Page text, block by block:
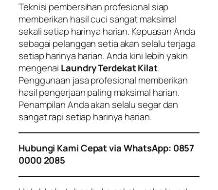
Teknisi pembersihan profesional siap
memberikan hasil cuci sangat maksimal
sekali setiap harinya harian. Kepuasan Anda
sebagai pelanggan setia akan selalu terjaga
setiap harinya harian. Anda kini lebih yakin
mengenai Laundry Terdekat Kilat.
Penggunaan jasa profesional memberikan
hasil pengerjaan paling maksimal harian.
Penampilan Anda akan selalu segar dan
sangat rapi setiap harinya harian.
Hubungi Kami Cepat via WhatsApp: 0857
0000 2085